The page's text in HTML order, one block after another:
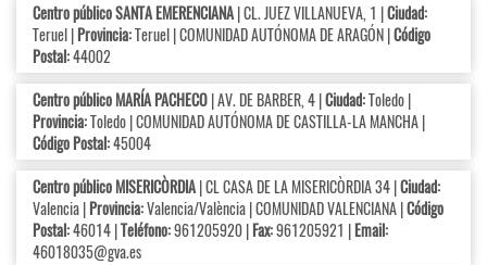
Centro público SANTA EMERENCIANA| CL. JUEZ VILLANUEVA, 1 |Ciudad:
Teruel |Provincia:Teruel | COMUNIDAD AUTÓNOMA DE ARAGÓN |Código
Postal:44002
Centro público MARÍA PACHECO| AV. DE BARBER, 4 |Ciudad:Toledo |
Provincia:Toledo | COMUNIDAD AUTÓNOMA DE CASTILLA-LA MANCHA |
Código Postal:45004
Centro público MISERICÒRDIA| CL CASA DE LA MISERICÒRDIA 34 |Ciudad:
Valencia |Provincia:Valencia/València | COMUNIDAD VALENCIANA |Código
Postal:46014 |Teléfono:961205920 |Fax:961205921 |Email:
46018035@gva.es